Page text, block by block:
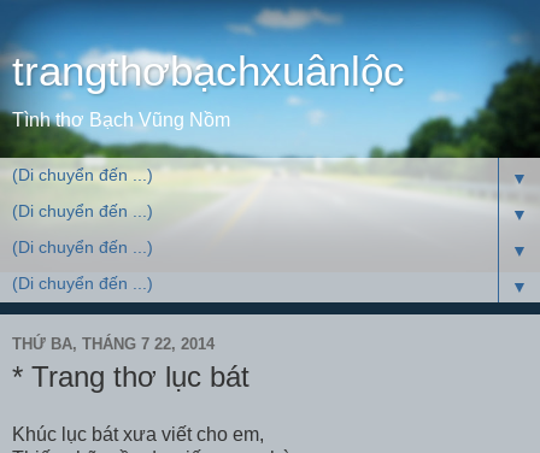
trangthơbạchxuânlộc
Tình thơ Bạch Vũng Nồm
▼
▼
▼
▼
THỨ BA, THÁNG 7 22, 2014
* Trang thơ lục bát
Khúc lục bát xưa viết cho em,